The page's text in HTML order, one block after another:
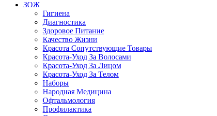
ЗОЖ
Гигиена
Диагностика
Здоровое Питание
Качество Жизни
Красота Сопутствующие Товары
Красота-Уход За Волосами
Красота-Уход За Лицом
Красота-Уход За Телом
Наборы
Народная Медицина
Офтальмология
Профилактика